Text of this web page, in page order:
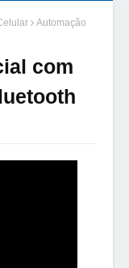
Automação
com